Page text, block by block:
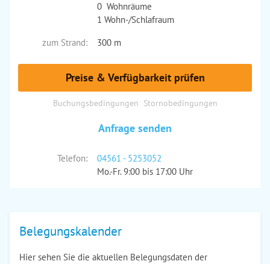
0 Wohnräume
1 Wohn-/Schlafraum
zum Strand:
300 m
Preise & Verfügbarkeit prüfen
Buchungsbedingungen Stornobedingungen
Anfrage senden
Telefon:
04561 - 5253052
Mo.-Fr. 9:00 bis 17:00 Uhr
Belegungskalender
Hier sehen Sie die aktuellen Belegungsdaten der